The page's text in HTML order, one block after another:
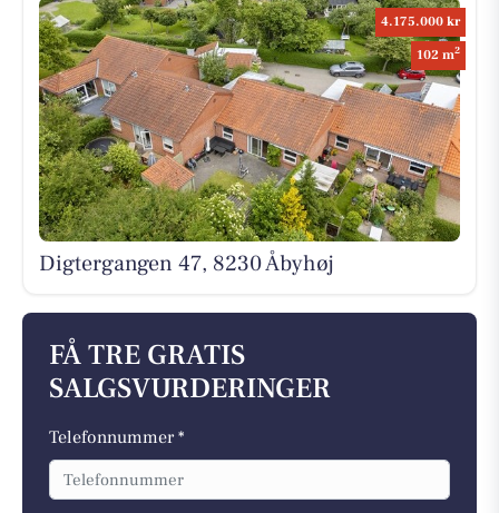
4.175.000 kr
102 m2
Digtergangen 47, 8230 Åbyhøj
FÅ TRE GRATIS
SALGSVURDERINGER
Telefonnummer *